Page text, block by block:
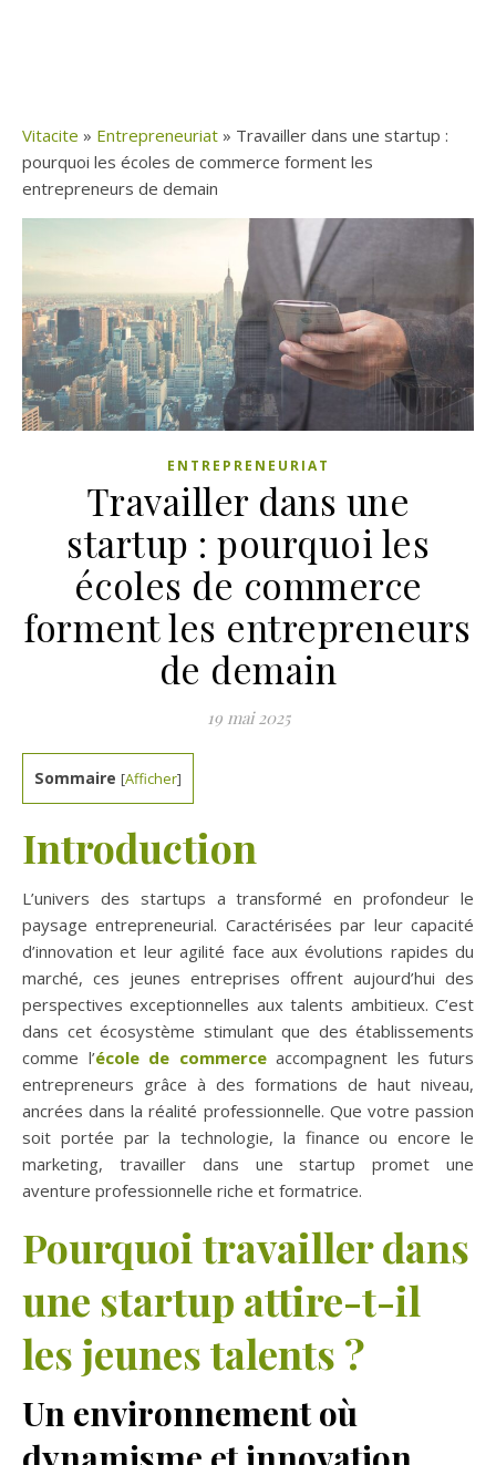
Vitacite » Entrepreneuriat » Travailler dans une startup :
pourquoi les écoles de commerce forment les
entrepreneurs de demain
ENTREPRENEURIAT
Travailler dans une
startup : pourquoi les
écoles de commerce
forment les entrepreneurs
de demain
19 mai 2025
Sommaire [Afficher]
Introduction
L’univers des startups a transformé en profondeur le
paysage entrepreneurial. Caractérisées par leur capacité
d’innovation et leur agilité face aux évolutions rapides du
marché, ces jeunes entreprises offrent aujourd’hui des
perspectives exceptionnelles aux talents ambitieux. C’est
dans cet écosystème stimulant que des établissements
comme l’école de commerceaccompagnent les futurs
entrepreneurs grâce à des formations de haut niveau,
ancrées dans la réalité professionnelle. Que votre passion
soit portée par la technologie, la finance ou encore le
marketing, travailler dans une startup promet une
aventure professionnelle riche et formatrice.
Pourquoi travailler dans
une startup attire-t-il
les jeunes talents ?
Un environnement où